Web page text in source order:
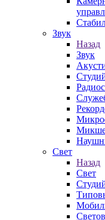
Звук
Назад
Звук
Свет
Назад
Свет